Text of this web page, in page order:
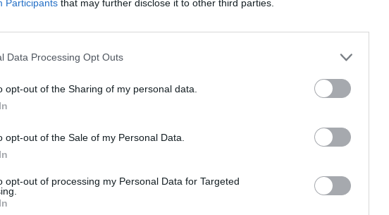
Participants that may further disclose it to other third parties.
Data Processing Opt Outs
opt-out of the Sharing of my personal data.
opt-out of the Sale of my Personal Data.
opt-out of processing my Personal Data for Targeted
la cultura
i la
parlo amb fluïdesa català, castellà i francès.
aquest mateix nivell. I que en el meu
expressar-me en italià i en portuguès i en
llengües que vehiculen les relacions